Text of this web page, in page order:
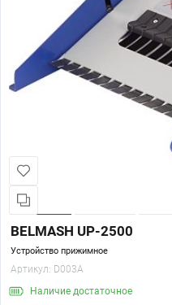
BELMASH UP-2500
Устройство прижимное
Артикул: D003A
Наличие достаточное